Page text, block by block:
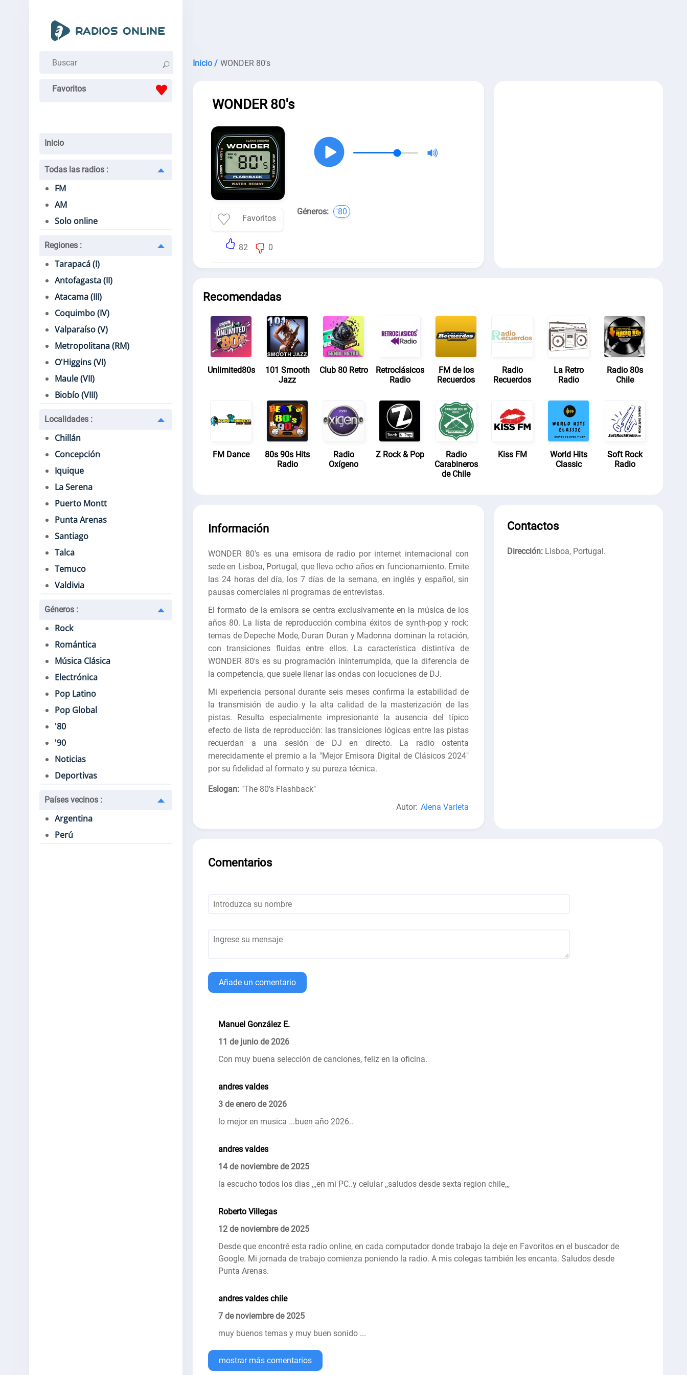
Favoritos
Inicio
Todas las radios :
FM
AM
Solo online
Regiones :
Tarapacá (I)
Antofagasta (II)
Atacama (III)
Coquimbo (IV)
Valparaíso (V)
Metropolitana (RM)
O'Higgins (VI)
Maule (VII)
Biobío (VIII)
Localidades :
Chillán
Concepción
Iquique
La Serena
Puerto Montt
Punta Arenas
Santiago
Talca
Temuco
Valdivia
Géneros :
Rock
Romántica
Música Clásica
Electrónica
Pop Latino
Pop Global
'80
'90
Noticias
Deportivas
Países vecinos :
Argentina
Perú
Inicio / WONDER 80's
WONDER 80's
Favoritos
82 0
Géneros: '80
Recomendadas
Unlimited80s
101 Smooth
Jazz
Club 80 Retro
Retroclásicos
Radio
FM de los
Recuerdos
Radio
Recuerdos
La Retro
Radio
Radio 80s
Chile
FM Dance
80s 90s Hits
Radio
Radio
Oxígeno
Z Rock & Pop
Radio
Carabineros
de Chile
Kiss FM
World Hits
Classic
Soft Rock
Radio
Información
WONDER 80's es una emisora ​​de radio por internet internacional con
sede en Lisboa, Portugal, que lleva ocho años en funcionamiento. Emite
las 24 horas del día, los 7 días de la semana, en inglés y español, sin
pausas comerciales ni programas de entrevistas.
El formato de la emisora ​​se centra exclusivamente en la música de los
años 80. La lista de reproducción combina éxitos de synth-pop y rock:
temas de Depeche Mode, Duran Duran y Madonna dominan la rotación,
con transiciones fluidas entre ellos. La característica distintiva de
WONDER 80's es su programación ininterrumpida, que la diferencia de
la competencia, que suele llenar las ondas con locuciones de DJ.
Mi experiencia personal durante seis meses confirma la estabilidad de
la transmisión de audio y la alta calidad de la masterización de las
pistas. Resulta especialmente impresionante la ausencia del típico
efecto de lista de reproducción: las transiciones lógicas entre las pistas
recuerdan a una sesión de DJ en directo. La radio ostenta
merecidamente el premio a la "Mejor Emisora ​​Digital de Clásicos 2024"
por su fidelidad al formato y su pureza técnica.
Eslogan: "The 80's Flashback"
Autor: Alena Varleta
Contactos
Dirección: Lisboa, Portugal.
Comentarios
Añade un comentario
Manuel González E.
11 de junio de 2026
Con muy buena selección de canciones, feliz en la oficina.
andres valdes
3 de enero de 2026
lo mejor en musica ...buen año 2026..
andres valdes
14 de noviembre de 2025
la escucho todos los dias ,,,en mi PC..y celular ,,saludos desde sexta region chile,,,
Roberto Villegas
12 de noviembre de 2025
Desde que encontré esta radio online, en cada computador donde trabajo la deje en Favoritos en el buscador de
Google. Mi jornada de trabajo comienza poniendo la radio. A mis colegas también les encanta. Saludos desde
Punta Arenas.
andres valdes chile
7 de noviembre de 2025
muy buenos temas y muy buen sonido ...
mostrar más comentarios